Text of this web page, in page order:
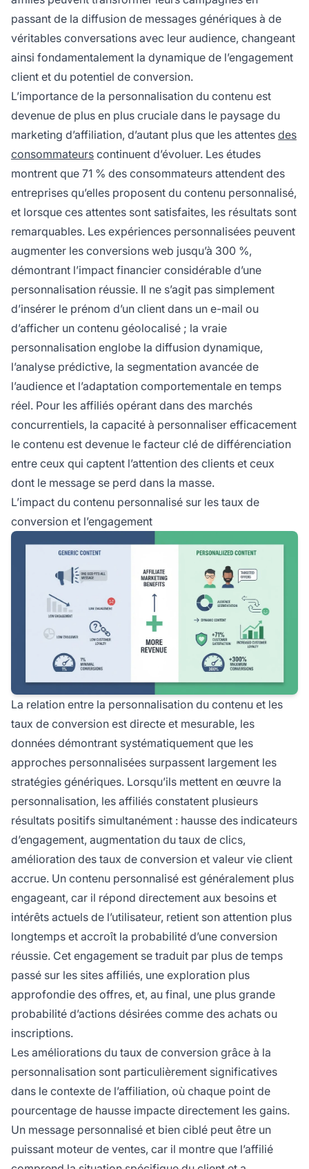
passant de la diffusion de messages génériques à de
véritables conversations avec leur audience, changeant
ainsi fondamentalement la dynamique de l’engagement
client et du potentiel de conversion.
L’importance de la personnalisation du contenu est
devenue de plus en plus cruciale dans le paysage du
marketing d’affiliation, d’autant plus que les attentes des
consommateurs continuent d’évoluer. Les études
montrent que 71 % des consommateurs attendent des
entreprises qu’elles proposent du contenu personnalisé,
et lorsque ces attentes sont satisfaites, les résultats sont
remarquables. Les expériences personnalisées peuvent
augmenter les conversions web jusqu’à 300 %,
démontrant l’impact financier considérable d’une
personnalisation réussie. Il ne s’agit pas simplement
d’insérer le prénom d’un client dans un e-mail ou
d’afficher un contenu géolocalisé ; la vraie
personnalisation englobe la diffusion dynamique,
l’analyse prédictive, la segmentation avancée de
l’audience et l’adaptation comportementale en temps
réel. Pour les affiliés opérant dans des marchés
concurrentiels, la capacité à personnaliser efficacement
le contenu est devenue le facteur clé de différenciation
entre ceux qui captent l’attention des clients et ceux
dont le message se perd dans la masse.
L’impact du contenu personnalisé sur les taux de
conversion et l’engagement
La relation entre la personnalisation du contenu et les
taux de conversion est directe et mesurable, les
données démontrant systématiquement que les
approches personnalisées surpassent largement les
stratégies génériques. Lorsqu’ils mettent en œuvre la
personnalisation, les affiliés constatent plusieurs
résultats positifs simultanément : hausse des indicateurs
d’engagement, augmentation du taux de clics,
amélioration des taux de conversion et valeur vie client
accrue. Un contenu personnalisé est généralement plus
engageant, car il répond directement aux besoins et
intérêts actuels de l’utilisateur, retient son attention plus
longtemps et accroît la probabilité d’une conversion
réussie. Cet engagement se traduit par plus de temps
passé sur les sites affiliés, une exploration plus
approfondie des offres, et, au final, une plus grande
probabilité d’actions désirées comme des achats ou
inscriptions.
Les améliorations du taux de conversion grâce à la
personnalisation sont particulièrement significatives
dans le contexte de l’affiliation, où chaque point de
pourcentage de hausse impacte directement les gains.
Un message personnalisé et bien ciblé peut être un
puissant moteur de ventes, car il montre que l’affilié